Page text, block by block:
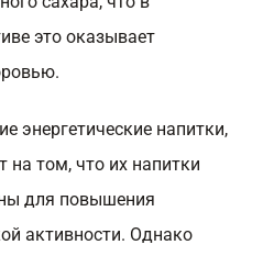
это оказывает
энергетические напитки,
на том, что их напитки
для повышения
активности. Однако